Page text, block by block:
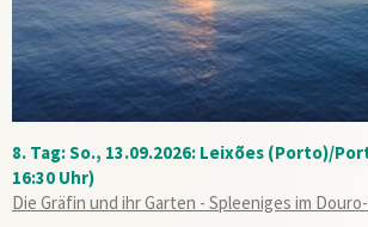
8. Tag: So., 13.09.2026: Leixões (Porto)/
16:30 Uhr)
Die Gräfin und ihr Garten - Spleeniges im